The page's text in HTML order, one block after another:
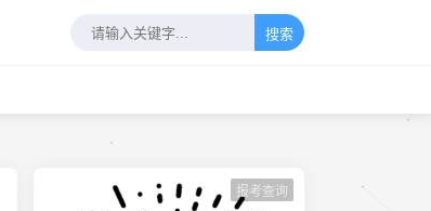
搜索
报考查询